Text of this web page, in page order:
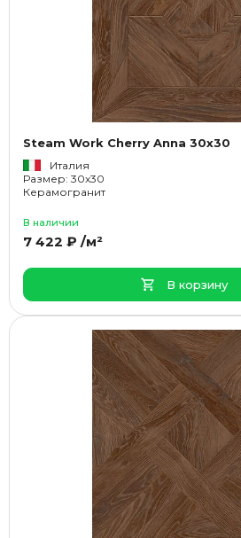
Steam Work Cherry Anna 30x30
Италия
Размер: 30x30
Керамогранит
В наличии
7 422 ₽ /м²
В корзину